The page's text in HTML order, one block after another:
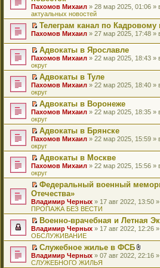
ю
щ
е
н
и
ю
о
о
б
щ
е
н
и
ю
о
м
у
с
о
б
щ
е
н
и
ю
а
н
н
м
у
с
о
о
б
щ
е
н
и
ю
о
ч
и
а
н
н
о
м
у
с
о
о
б
щ
е
н
и
ю
н
е
п
о
и
т
а
н
н
о
м
у
с
о
о
б
щ
е
н
и
ю
в
о
м
у
н
п
р
о
ч
и
т
а
н
н
о
м
у
с
о
о
б
щ
е
н
и
ю
п
е
р
о
м
у
н
е
п
р
о
ч
и
т
а
н
н
о
м
у
с
о
о
б
щ
е
н
и
ю
е
р
е
й
т
к
п
е
р
в
о
м
у
н
е
п
р
о
ч
и
т
а
н
н
о
м
у
с
о
о
б
щ
е
н
и
ю
Пахомов Михаил » 28 мар 2025, 01:06 »
актуальных новостей
П
р
е
й
т
и
к
п
е
р
в
о
м
у
н
е
п
р
о
ч
и
а
н
н
о
м
у
с
о
о
б
Телеграм канал по Кадровому
Пахомов Михаил » 27 мар 2025, 17:48 »
П
е
р
е
й
т
и
к
п
е
р
в
о
м
у
н
е
п
р
о
ч
и
т
а
н
н
о
м
у
с
Адвокаты в Ярославле
Пахомов Михаил » 22 мар 2025, 18:43 »
округ
П
е
р
е
й
т
и
к
п
е
р
в
о
м
у
н
е
п
р
о
ч
и
т
а
н
н
Адвокаты в Туле
Пахомов Михаил » 22 мар 2025, 18:40 »
округ
П
е
р
е
й
т
и
к
п
е
р
в
о
м
у
н
е
п
р
о
ч
и
Адвокаты в Воронеже
Пахомов Михаил » 22 мар 2025, 18:35 »
округ
П
е
р
е
й
т
и
к
п
е
р
в
о
м
у
н
е
п
р
Адвокаты в Брянске
Пахомов Михаил » 22 мар 2025, 15:59 »
округ
П
е
р
е
й
т
и
к
п
е
р
в
о
м
у
Адвокаты в Москве
Пахомов Михаил » 22 мар 2025, 15:56 »
округ
П
е
р
е
й
т
и
к
п
е
р
Федеральный военный
Отечества»
Владимир Черных » 17 авг 2022, 13:50
ПРОПАЖА БЕЗ ВЕСТИ
П
е
р
е
й
т
Военно-врачебная и Летная
Владимир Черных » 17 авг 2022, 12:26
ОБСЛУЖИВАНИЕ
П
е
Служебное жилье в ФСБ
В
Владимир Черных » 07 авг 2022, 22:16
СЛУЖЕБНОГО ЖИЛЬЯ